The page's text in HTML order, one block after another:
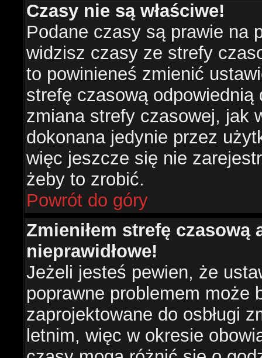
Czasy nie są właściwe!
Podane czasy są prawie na
widzisz czasy ze strefy
to powinieneś zmienić
strefę czasową
zmiana strefy czasowej, jak
dokonana jedynie przez
więc jeszcze się nie
żeby to zrobić.
Powrót do góry
Zmieniłem strefę czasową
nieprawidłowe!
Jeżeli jesteś pewien, że
poprawne problemem może
zaprojektowane do osbługi
letnim, więc w okresie